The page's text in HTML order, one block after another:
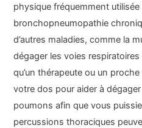
physique fréquemment
bronchopneumopathie
d’autres maladies, comme la
dégager les voies
qu’un thérapeute ou un
votre dos pour aider à
poumons afin que vous
percussions thoraciques